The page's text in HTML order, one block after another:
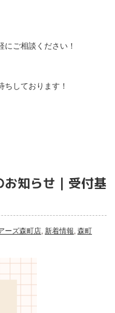
にご相談ください！
ちしております！
知らせ｜受付基
ーズ森町店 新着情報 森町